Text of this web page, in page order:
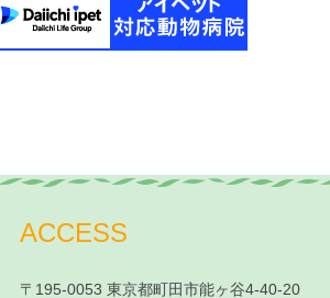
ACCESS
〒195-0053 東京都町田市能ヶ谷4-40-20